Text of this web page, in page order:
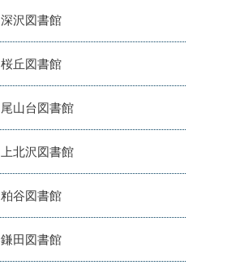
深沢図書館
桜丘図書館
尾山台図書館
上北沢図書館
粕谷図書館
鎌田図書館